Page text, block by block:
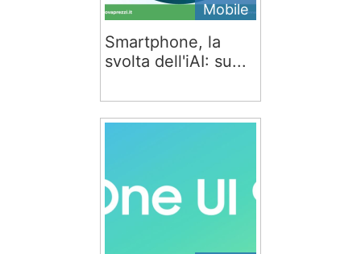
Mobile
Smartphone, la
svolta dell'iAI: su...